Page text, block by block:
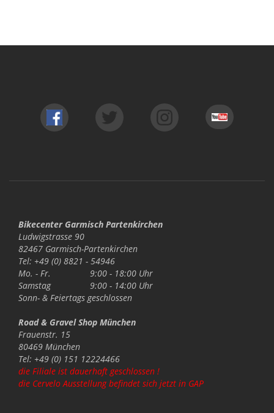
Bikecenter Garmisch Partenkirchen
Ludwigstrasse 90
82467 Garmisch-Partenkirchen
Tel: +49 (0) 8821 - 54946
Mo. - Fr.
9:00 - 18:00 Uhr
Samstag
9:00 - 14:00 Uhr
Sonn- & Feiertags geschlossen
Road & Gravel Shop München
Frauenstr. 15
80469 München
Tel: +49 (0) 151 12224466
die Filiale ist dauerhaft geschlossen !
die Cervelo Ausstellung befindet sich jetzt in GAP